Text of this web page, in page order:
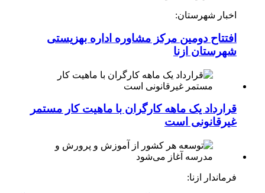
اخبار شهرستان:
افتتاح دومین مرکز مشاوره اداره بهزیستی
شهرستان ازنا
قرارداد یک ماهه کارگران با ماهیت کار مستمر
غیرقانونی است
فرماندار ازنا: